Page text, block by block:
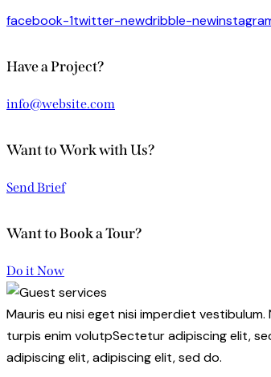
facebook-1twitter-newdribble-new
Have a Project?
info@website.com
Want to Work with Us?
Send Brief
Want to Book a Tour?
Do it Now
Mauris eu nisi eget nisi imperdiet
turpis enim volutpSectetur adipiscing elit,
adipiscing elit, adipiscing elit, sed do.